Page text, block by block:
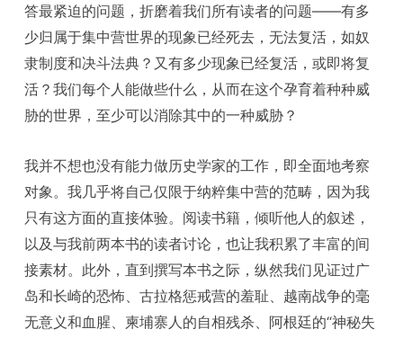
答最紧迫的问题，折磨着我们所有读者的问题——有多
少归属于集中营世界的现象已经死去，无法复活，如奴
隶制度和决斗法典？又有多少现象已经复活，或即将复
活？我们每个人能做些什么，从而在这个孕育着种种威
胁的世界，至少可以消除其中的一种威胁？
我并不想也没有能力做历史学家的工作，即全面地考察
对象。我几乎将自己仅限于纳粹集中营的范畴，因为我
只有这方面的直接体验。阅读书籍，倾听他人的叙述，
以及与我前两本书的读者讨论，也让我积累了丰富的间
接素材。此外，直到撰写本书之际，纵然我们见证过广
岛和长崎的恐怖、古拉格惩戒营的羞耻、越南战争的毫
无意义和血腥、柬埔寨人的自相残杀、阿根廷的“神秘失